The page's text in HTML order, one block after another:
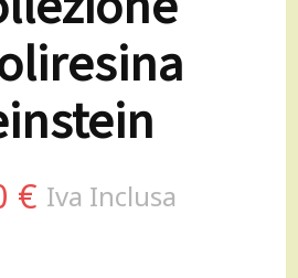
€ Il
Iva Inclusa